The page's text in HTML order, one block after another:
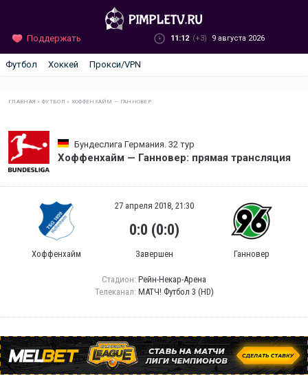
Поддержать 11:12 (+3) 9 августа 2026
Футбол Хоккей Прокси/VPN
ГЛАВНАЯ »ФУТБОЛ » ХОФФЕНХАЙМ — ГАННОВЕР
Бундеслига Германия. 32 тур
Хоффенхайм — Ганновер: прямая трансляция
Хоффенхайм
27 апреля 2018, 21:30
0:0 (0:0)
Завершен Ганновер
Стадион: Рейн-Некар-Арена
Телеканал: МАТЧ! Футбол 3 (HD)